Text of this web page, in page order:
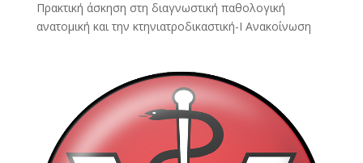
Πρακτική άσκηση στη διαγνωστική παθολογική
ανατομική και την κτηνιατροδικαστική-Ι Ανακοίνωση